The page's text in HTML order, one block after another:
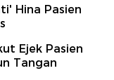
Hina Pasien
Ejek Pasien
Tangan